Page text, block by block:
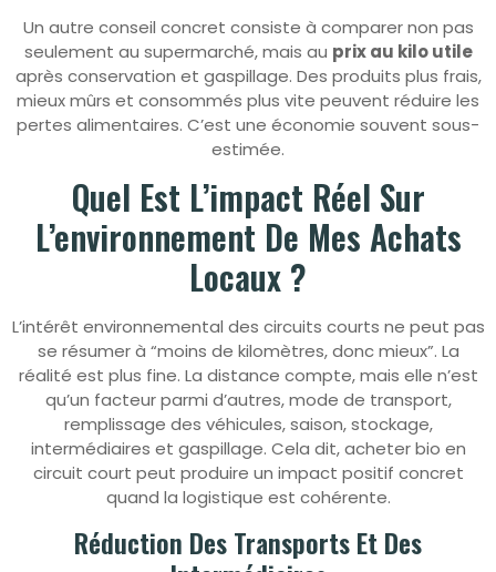
Un autre conseil concret consiste à comparer non pas
seulement au supermarché, mais au prix au kilo utile
après conservation et gaspillage. Des produits plus frais,
mieux mûrs et consommés plus vite peuvent réduire les
pertes alimentaires. C’est une économie souvent sous-
estimée.
Quel Est L’impact Réel Sur
L’environnement De Mes Achats
Locaux ?
L’intérêt environnemental des circuits courts ne peut pas
se résumer à “moins de kilomètres, donc mieux”. La
réalité est plus fine. La distance compte, mais elle n’est
qu’un facteur parmi d’autres, mode de transport,
remplissage des véhicules, saison, stockage,
intermédiaires et gaspillage. Cela dit, acheter bio en
circuit court peut produire un impact positif concret
quand la logistique est cohérente.
Réduction Des Transports Et Des